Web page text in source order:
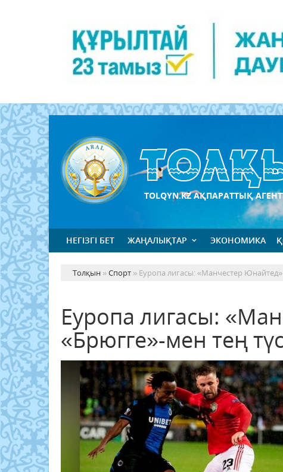
TOLQYN.KZ АҚПАРАТТЫҚ
НЕГІЗГІ БЕТ ЖАҢАЛЫҚТАР ЭКОНОМИКА
Толқын »Спорт » Еуропа лигасы: «Манчестер Юнайтед»
Еуропа лигасы:
«Брюгге»-мен тең